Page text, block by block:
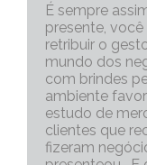
É sempre
presente,
retribuir o
mundo dos
com brindes
ambiente
estudo de
clientes que
fizeram